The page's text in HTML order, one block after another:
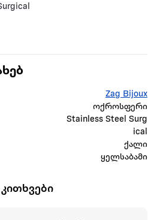
Zag Bijoux
ოქროსფერი
Stainless Steel Surg
ical
ქალი
ყელსაბამი